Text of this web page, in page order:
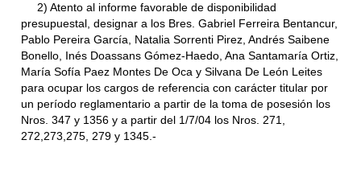
2) Atento al informe favorable de disponibilidad
presupuestal, designar a los Bres. Gabriel Ferreira Bentancur,
Pablo Pereira García, Natalia Sorrenti Pirez, Andrés Saibene
Bonello, Inés Doassans Gómez-Haedo, Ana Santamaría Ortiz,
María Sofía Paez Montes De Oca y Silvana De León Leites
para ocupar los cargos de referencia con carácter titular por
un período reglamentario a partir de la toma de posesión los
Nros. 347 y 1356 y a partir del 1/7/04 los Nros. 271,
272,273,275, 279 y 1345.-